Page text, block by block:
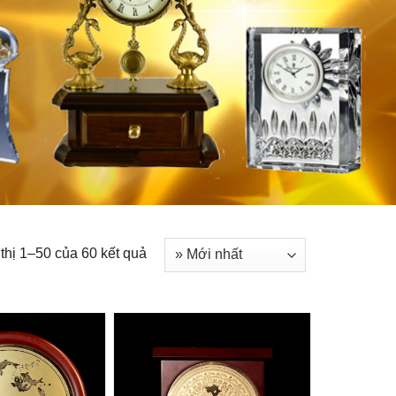
1–50 của 60 kết quả